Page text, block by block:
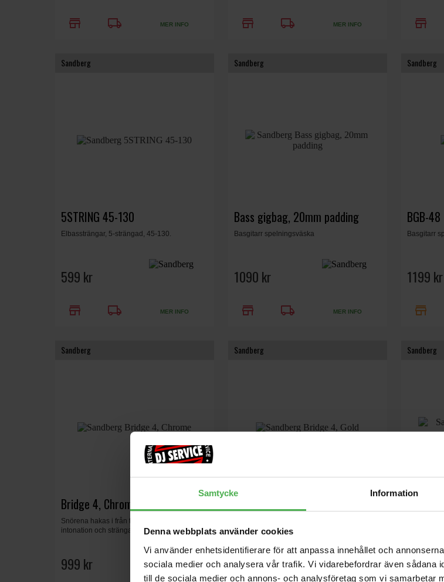
Samtycke Information
Denna webbplats använder cookies
Vi använder enhetsidentifierare för att anpassa innehållet och
sociala medier och analysera vår trafik. Vi vidarebefordrar även sådana
till de sociala medier och annons- och analysföretag som vi samarbetar
store local_shipping MER INFO store local_shipping MER INFO store
Sandberg
5STRING 45-130
Elbassträngar, 5-strängad, 45-130.
599 kr
store local_shipping MER INFO
Sandberg
Bass gigbag, 20mm padding
Basgitarr spelningsväska
1090 kr
store local_shipping MER INFO
Sandberg
BGB-48
Basgitarr
1199 kr
store
Sandberg
Bridge 4, Chrome
Snörena hakas i från toppen. Stränghandling,
intonation och strängavstånd är en...
999 kr
Sandberg
intonation och strängavstånd är en...
1199 kr
Sandberg
1399 kr